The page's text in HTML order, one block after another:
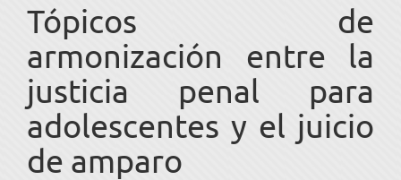
Tópicos de
armonización entre la
justicia penal para
adolescentes y el juicio
de amparo